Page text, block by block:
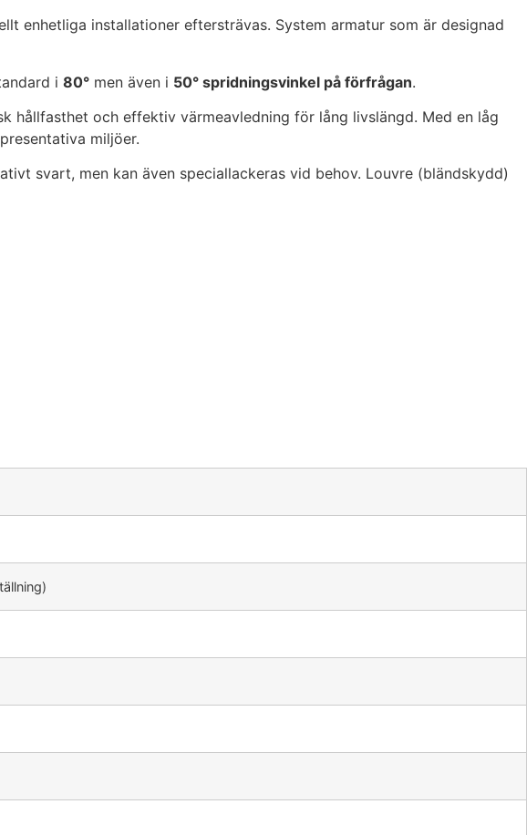
enhetliga installationer eftersträvas. System armatur som är designad
i 80° men även i 50° spridningsvinkel på förfrågan.
hållfasthet och effektiv värmeavledning för lång livslängd. Med en låg
miljöer.
svart, men kan även speciallackeras vid behov. Louvre (bländskydd)